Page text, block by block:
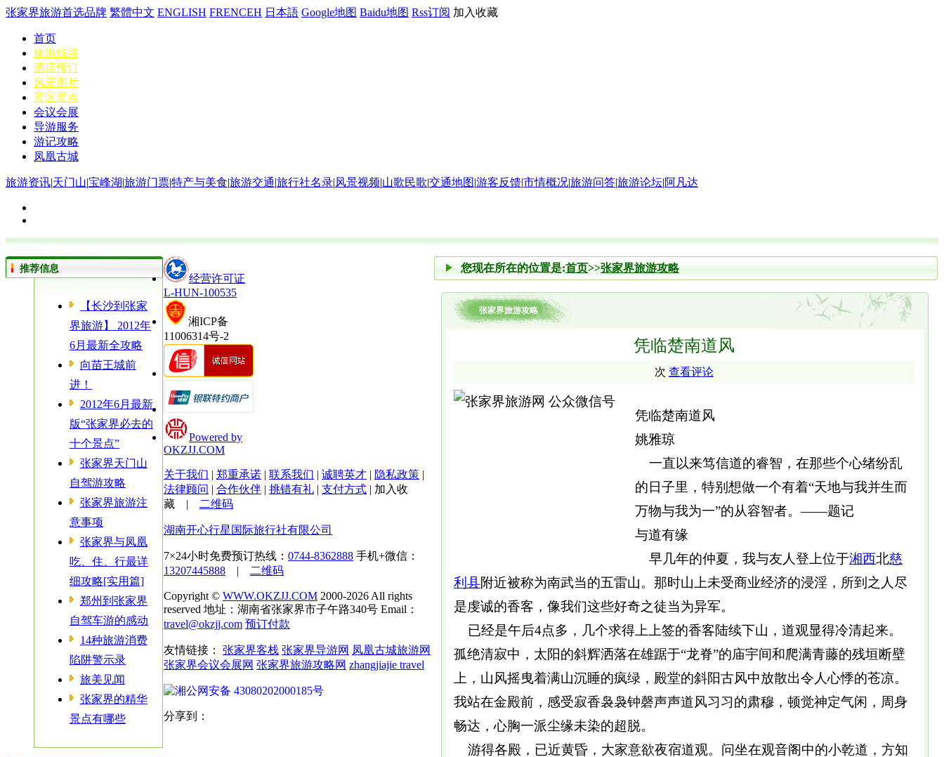
张家界旅游首选品牌 繁體中文 ENGLISH FRENCEH 日本語 Google地图 Baidu地图 Rss订阅 加入收藏
首页
旅游线路
酒店预订
风景图片
景区景点
会议会展
导游服务
游记攻略
凤凰古城
旅游资讯|天门山|宝峰湖|旅游门票|特产与美食|旅游交通|旅行社名录|风景视频|山歌民歌|交通地图|游客反馈|市情概况|旅游问答|旅游论坛|阿凡达
您现在所在的位置是:首页>>张家界旅游攻略
张家界旅游攻略
凭临楚南道风
次 查看评论
凭临楚南道风
姚雅琼
一直以来笃信道的睿智，在那些个心绪纷乱
的日子里，特别想做一个有着“天地与我并生而
万物与我为一”的从容智者。——题记
与道有缘
早几年的仲夏，我与友人登上位于湘西北慈
利县附近被称为南武当的五雷山。那时山上未受商业经济的浸淫，所到之人尽
是虔诚的香客，像我们这些好奇之徒当为异军。
已经是午后4点多，几个求得上上签的香客陆续下山，道观显得冷清起来。
孤绝清寂中，太阳的斜辉洒落在雄踞于“龙脊”的庙宇间和爬满青藤的残垣断壁
上，山风摇曳着满山沉睡的疯绿，殿堂的斜阳古风中放散出令人心悸的苍凉。
我站在金殿前，感受寂香袅袅钟磬声声道风习习的肃穆，顿觉神定气闲，周身
畅达，心胸一派尘缘未染的超脱。
游得各殿，已近黄昏，大家意欲夜宿道观。问坐在观音阁中的小乾道，方知
推荐信息
【长沙到张家
界旅游】 2012年
6月最新全攻略
向苗王城前
进！
2012年6月最新
版“张家界必去的
十个景点”
张家界天门山
自驾游攻略
张家界旅游注
意事项
张家界与凤凰
吃、住、行最详
细攻略[实用篇]
郑州到张家界
自驾车游的感动
14种旅游消费
陷阱警示录
旅美见闻
张家界的精华
景点有哪些
经营许可证
L-HUN-100535
湘ICP备
11006314号-2
Powered by
OKZJJ.COM
关于我们 | 郑重承诺 | 联系我们 | 诚聘英才 | 隐私政策 |
法律顾问 | 合作伙伴 | 挑错有礼 | 支付方式 | 加入收
藏 | 二维码
湖南开心行星国际旅行社有限公司
7×24小时免费预订热线： 0744-8362888 手机+微信：
13207445888 | 二维码
Copyright © WWW.OKZJJ.COM 2000-2026 All rights
reserved 地址：湖南省张家界市子午路340号 Email：
travel@okzjj.com 预订付款
友情链接： 张家界客栈 张家界导游网 凤凰古城旅游网
张家界会议会展网 张家界旅游攻略网 zhangjiajie travel
湘公网安备 43080202000185号
分享到：